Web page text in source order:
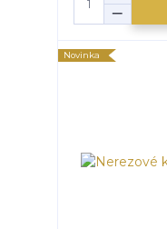
Novinka